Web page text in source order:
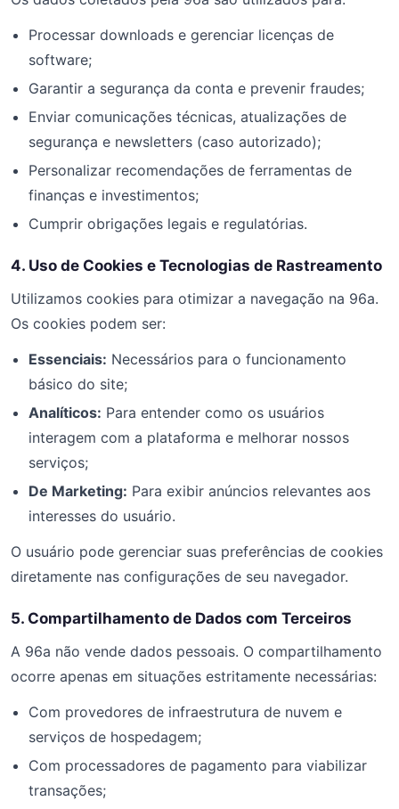
Processar downloads e gerenciar licenças de
software;
Garantir a segurança da conta e prevenir fraudes;
Enviar comunicações técnicas, atualizações de
segurança e newsletters (caso autorizado);
Personalizar recomendações de ferramentas de
finanças e investimentos;
Cumprir obrigações legais e regulatórias.
4. Uso de Cookies e Tecnologias de Rastreamento
Utilizamos cookies para otimizar a navegação na 96a.
Os cookies podem ser:
Essenciais: Necessários para o funcionamento
básico do site;
Analíticos: Para entender como os usuários
interagem com a plataforma e melhorar nossos
serviços;
De Marketing: Para exibir anúncios relevantes aos
interesses do usuário.
O usuário pode gerenciar suas preferências de cookies
diretamente nas configurações de seu navegador.
5. Compartilhamento de Dados com Terceiros
A 96a não vende dados pessoais. O compartilhamento
ocorre apenas em situações estritamente necessárias:
Com provedores de infraestrutura de nuvem e
serviços de hospedagem;
Com processadores de pagamento para viabilizar
transações;